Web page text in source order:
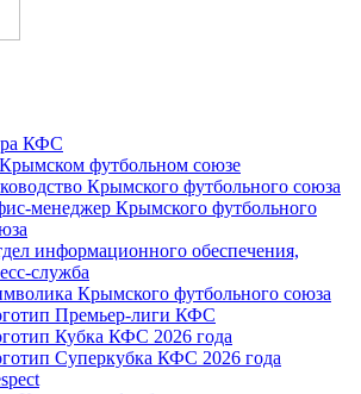
КФС
футбольном союзе
Крымского футбольного союза
менеджер Крымского футбольного
информационного обеспечения,
служба
Крымского футбольного союза
Премьер-лиги КФС
Кубка КФС 2026 года
Суперкубка КФС 2026 года